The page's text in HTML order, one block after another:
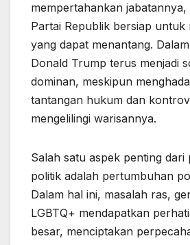
mempertahankan jabatannya,
Partai Republik bersiap untuk
yang dapat menantang.
Donald Trump terus menjadi
dominan, meskipun
tantangan hukum dan
mengelilingi warisannya.
Salah satu aspek penting dari
politik adalah pertumbuhan
Dalam hal ini, masalah ras,
LGBTQ+ mendapatkan
besar, menciptakan